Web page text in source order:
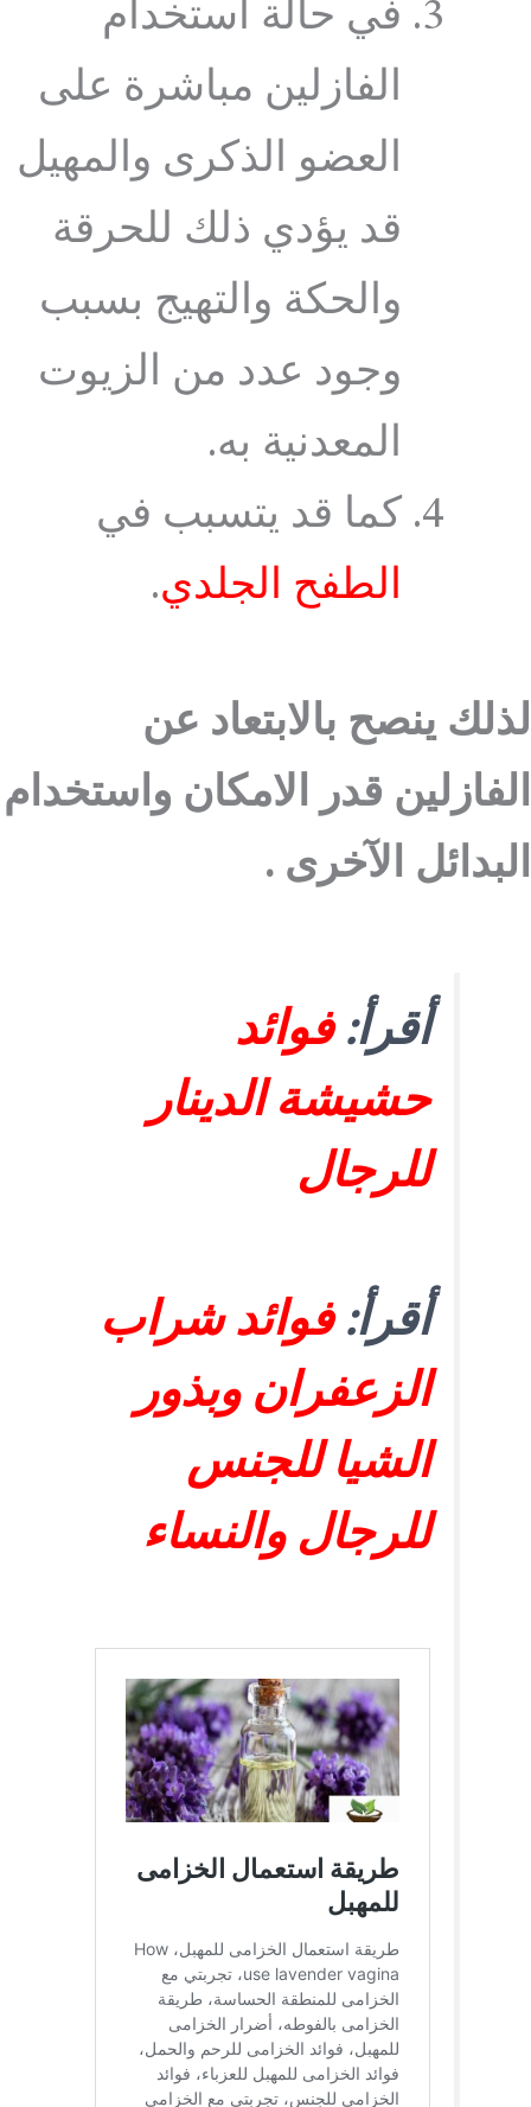
في حالة استخدام
الفازلين مباشرة على
العضو الذكرى والمهيل
قد يؤدي ذلك للحرقة
والحكة والتهيج بسبب
وجود عدد من الزيوت
المعدنية به.
كما قد يتسبب في
الطفح الجلدي.
لذلك ينصح بالابتعاد عن
الفازلين قدر الامكان واستخدام
البدائل الآخرى .
أقرأ:فوائد
حشيشة الدينار
للرجال
أقرأ:فوائد شراب
الزعفران وبذور
الشيا للجنس
للرجال والنساء